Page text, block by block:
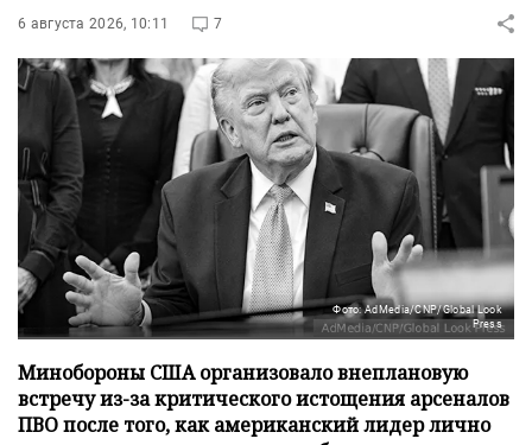
6 августа 2026, 10:11 7
Фото: AdMedia/CNP/Global Look
Press
Минобороны США организовало внеплановую
встречу из-за критического истощения арсеналов
ПВО после того, как американский лидер лично